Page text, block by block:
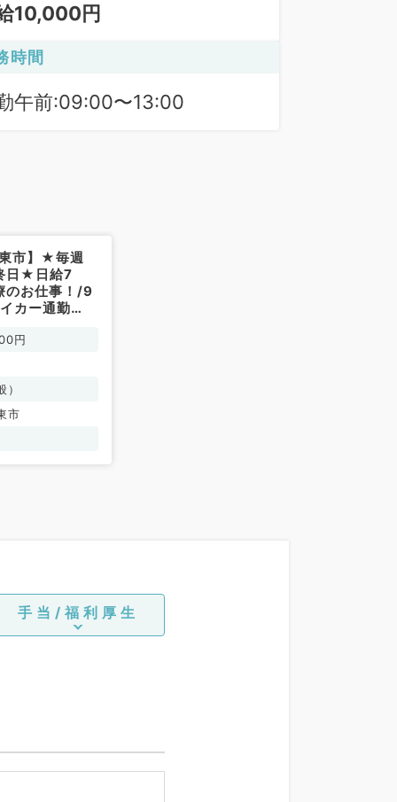
10,000円
時間
午前:09:00〜13:00
市】★毎週
日★日給7
のお仕事！/9
カー通勤
円
市
手当/福利厚生